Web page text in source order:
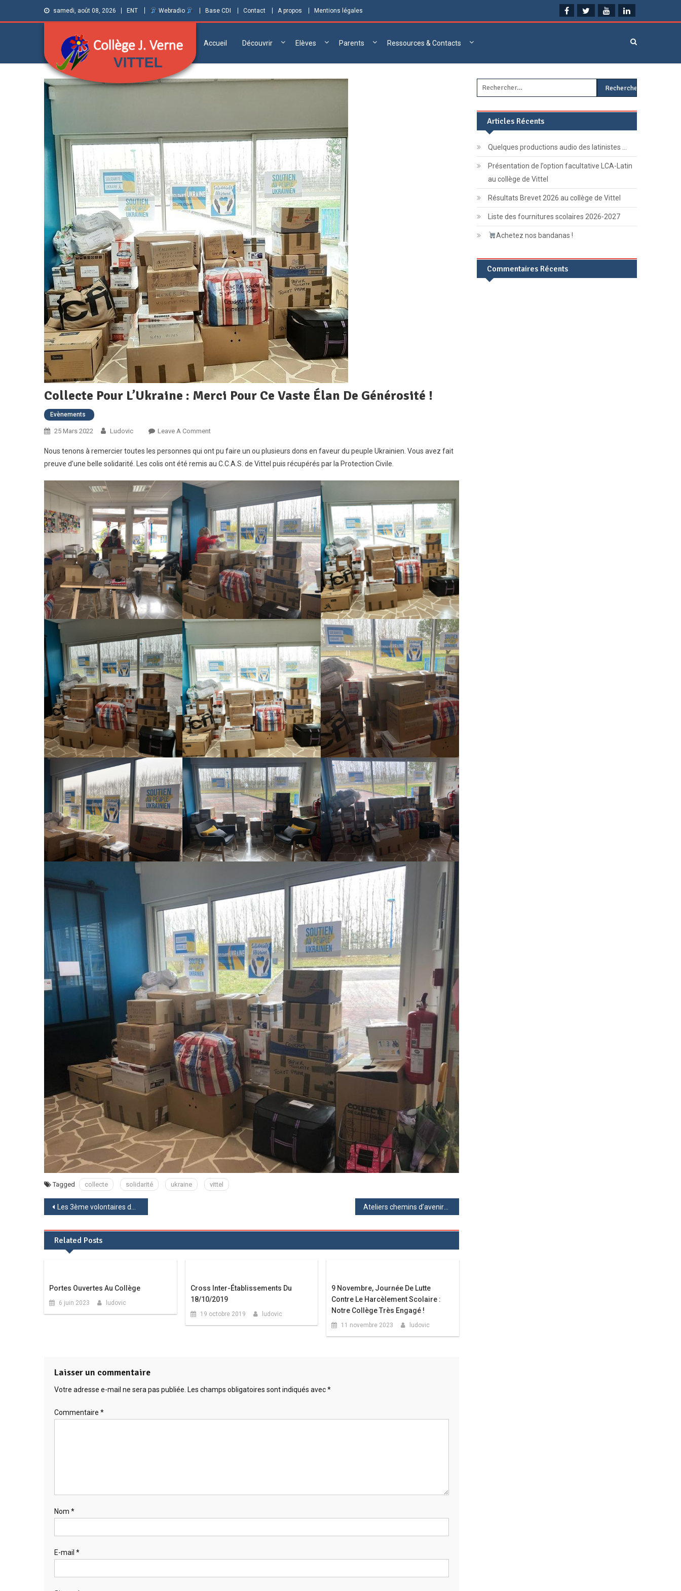
samedi, août 08, 2026 ENT Webradio Base CDI Contact A propos Mentions légales
Collège Jules
Informations et ressources pour élèves,
Accueil Découvrir Elèves Parents Ressources & Contacts
Collecte Pour L’Ukraine : Merci Pour Ce Vaste Élan De Générosité !
Evènements
25 Mars 2022 Ludovic Leave A CommentOn
Pour
L’Ukraine
Ce
Vaste
Élan
De
Générosité
!
Nous tenons à remercier toutes les personnes qui ont pu faire un ou plusieurs dons en faveur du peuple Ukrainien. Vous avez fait
preuve d’une belle solidarité. Les colis ont été remis au C.C.A.S. de Vittel puis récupérés par la Protection Civile.
Tagged collecte solidarité ukraine vittel
Navigation
de
l’article
Les 3ème volontaires découvrent les métiers de l’armée
Related Posts
Portes Ouvertes Au Collège
6 juin 2023 ludovic
Cross Inter-Établissements Du
18/10/2019
19 octobre 2019 ludovic
9 Novembre, Journée De Lutte
Contre Le Harcèlement Scolaire :
Notre Collège Très Engagé !
11 novembre 2023 ludovic
Laisser un commentaire
Votre adresse e-mail ne sera pas publiée. Les champs obligatoires sont indiqués avec*
Commentaire *
Nom *
E-mail *
Rechercher :
Articles Récents
Quelques productions audio des latinistes …
Présentation de l’option facultative LCA-Latin
au collège de Vittel
Résultats Brevet 2026 au collège de Vittel
Liste des fournitures scolaires 2026-2027
Achetez nos bandanas !
Commentaires Récents